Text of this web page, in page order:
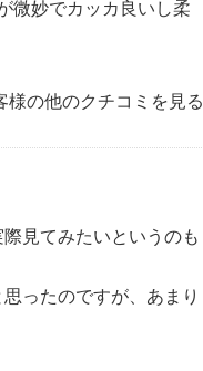
微妙でカッカ良いし柔
様の他のクチコミを見る
見てみたいというのも
ったのですが、あまり